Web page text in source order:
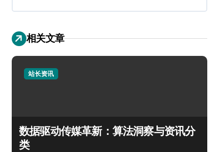
相关文章
站长资讯
数据驱动传媒革新：算法洞察与资讯分
类